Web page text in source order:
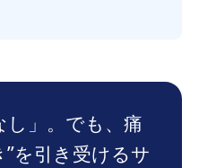
し」。でも、痛
を引き受けるサ